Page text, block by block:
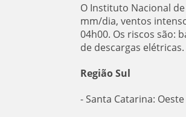
O Instituto Nacional
mm/dia, ventos
04h00. Os riscos são:
de descargas elétricas.
Região Sul
- Santa Catarina: